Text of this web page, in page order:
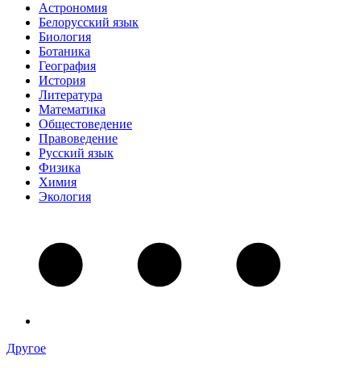
Астрономия
Белорусский язык
Биология
Ботаника
География
История
Литература
Математика
Общестоведение
Правоведение
Русский язык
Физика
Химия
Экология
Другое